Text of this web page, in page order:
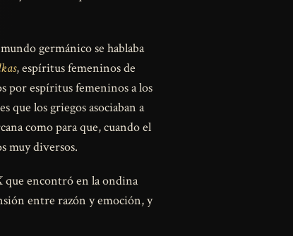
germánico se hablaba
, espíritus femeninos de
por espíritus femeninos a los
que los griegos asociaban a
como para que, cuando el
muy diversos.
encontró en la ondina
entre razón y emoción, y